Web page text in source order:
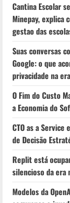
Cantina Escolar
Minepay, explica
gestao das
Suas conversas
Google: o que
privacidade na
O Fim do Custo
a Economia do
CTO as a
de Decisão
Replit está
silencioso da era
Modelos da